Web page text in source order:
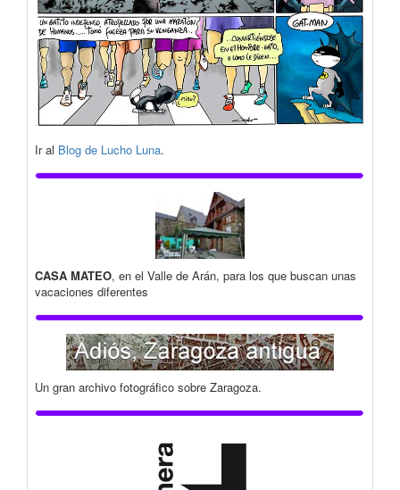
Ir al Blog de Lucho Luna.
CASA MATEO, en el Valle de Arán, para los que buscan unas
vacaciones diferentes
Un gran archivo fotográfico sobre Zaragoza.